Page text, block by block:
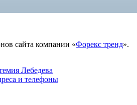
сайта компании «Форекс тренд».
Лебедева
и телефоны